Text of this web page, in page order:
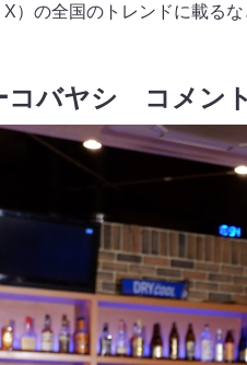
）の全国のトレンドに載るな
コバヤシ コメント